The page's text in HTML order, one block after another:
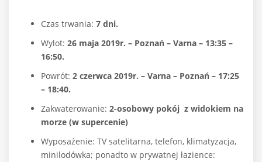
Czas trwania: 7 dni.
Wylot: 26 maja 2019r. – Poznań – Varna – 13:35 –
16:50.
Powrót: 2 czerwca 2019r. – Varna – Poznań – 17:25
– 18:40.
Zakwaterowanie: 2-osobowy pokój z widokiem na
morze (w supercenie)
Wyposażenie: TV satelitarna, telefon, klimatyzacja,
minilodówka; ponadto w prywatnej łazience: